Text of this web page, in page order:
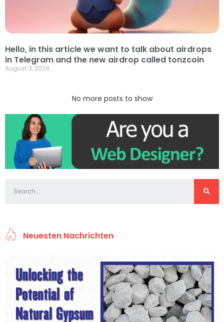
Hello, in this article we want to talk about airdrops
in Telegram and the new airdrop called tonzcoin
August 3, 2024
No more posts to show
Neuesten Nachrichten